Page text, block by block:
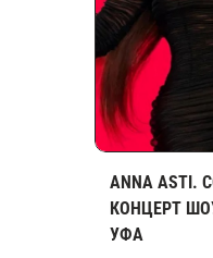
ANNA ASTI.
КОНЦЕРТ
УФА